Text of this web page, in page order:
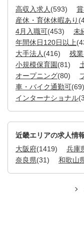
高収入求人 (593)
産休・育休休暇あり
4月入職可(453) 未
年間休日120日以上
大手法人 (416) 残
小規模保育園(81)
オープニング(80)
車・バイク通勤可(69)
インターナショナル
近畿エリアの求人情
大阪府(1419) 兵庫
奈良県(31) 和歌山